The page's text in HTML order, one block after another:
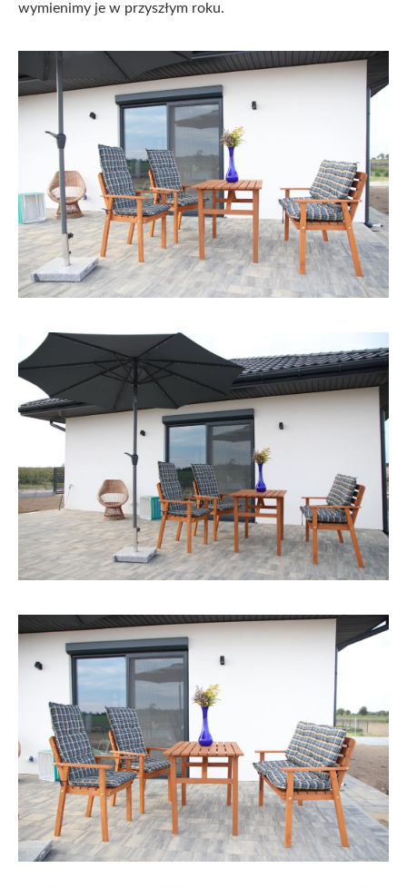
wymienimy je w przyszłym roku.